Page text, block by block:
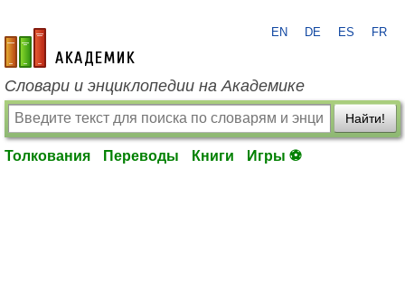
academic.ru
EN DE ES FR
Словари и энциклопедии на Академике
Найти!
Толкования Переводы Книги Игры ⚽